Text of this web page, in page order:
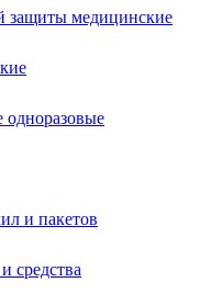
защиты медицинские
и пакетов
средства